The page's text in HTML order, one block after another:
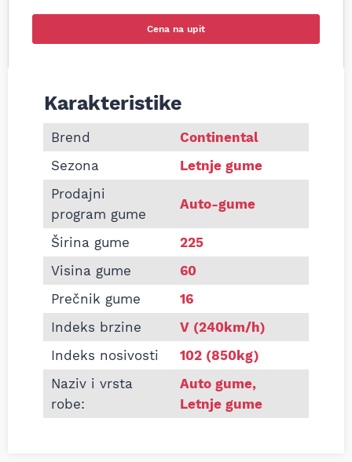
Cena na upit
Informacije o CONTINENTAL 225/60 R16
Karakteristike
Brend
Continental
Sezona
Letnje gume
Prodajni
program gume
Auto-gume
Širina gume
225
Visina gume
60
Prečnik gume
16
Indeks brzine
V (240km/h)
Indeks nosivosti
102 (850kg)
Naziv i vrsta
robe:
Auto gume,
Letnje gume